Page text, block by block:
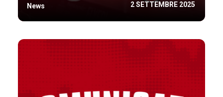
2 SETTEMBRE 2025
News